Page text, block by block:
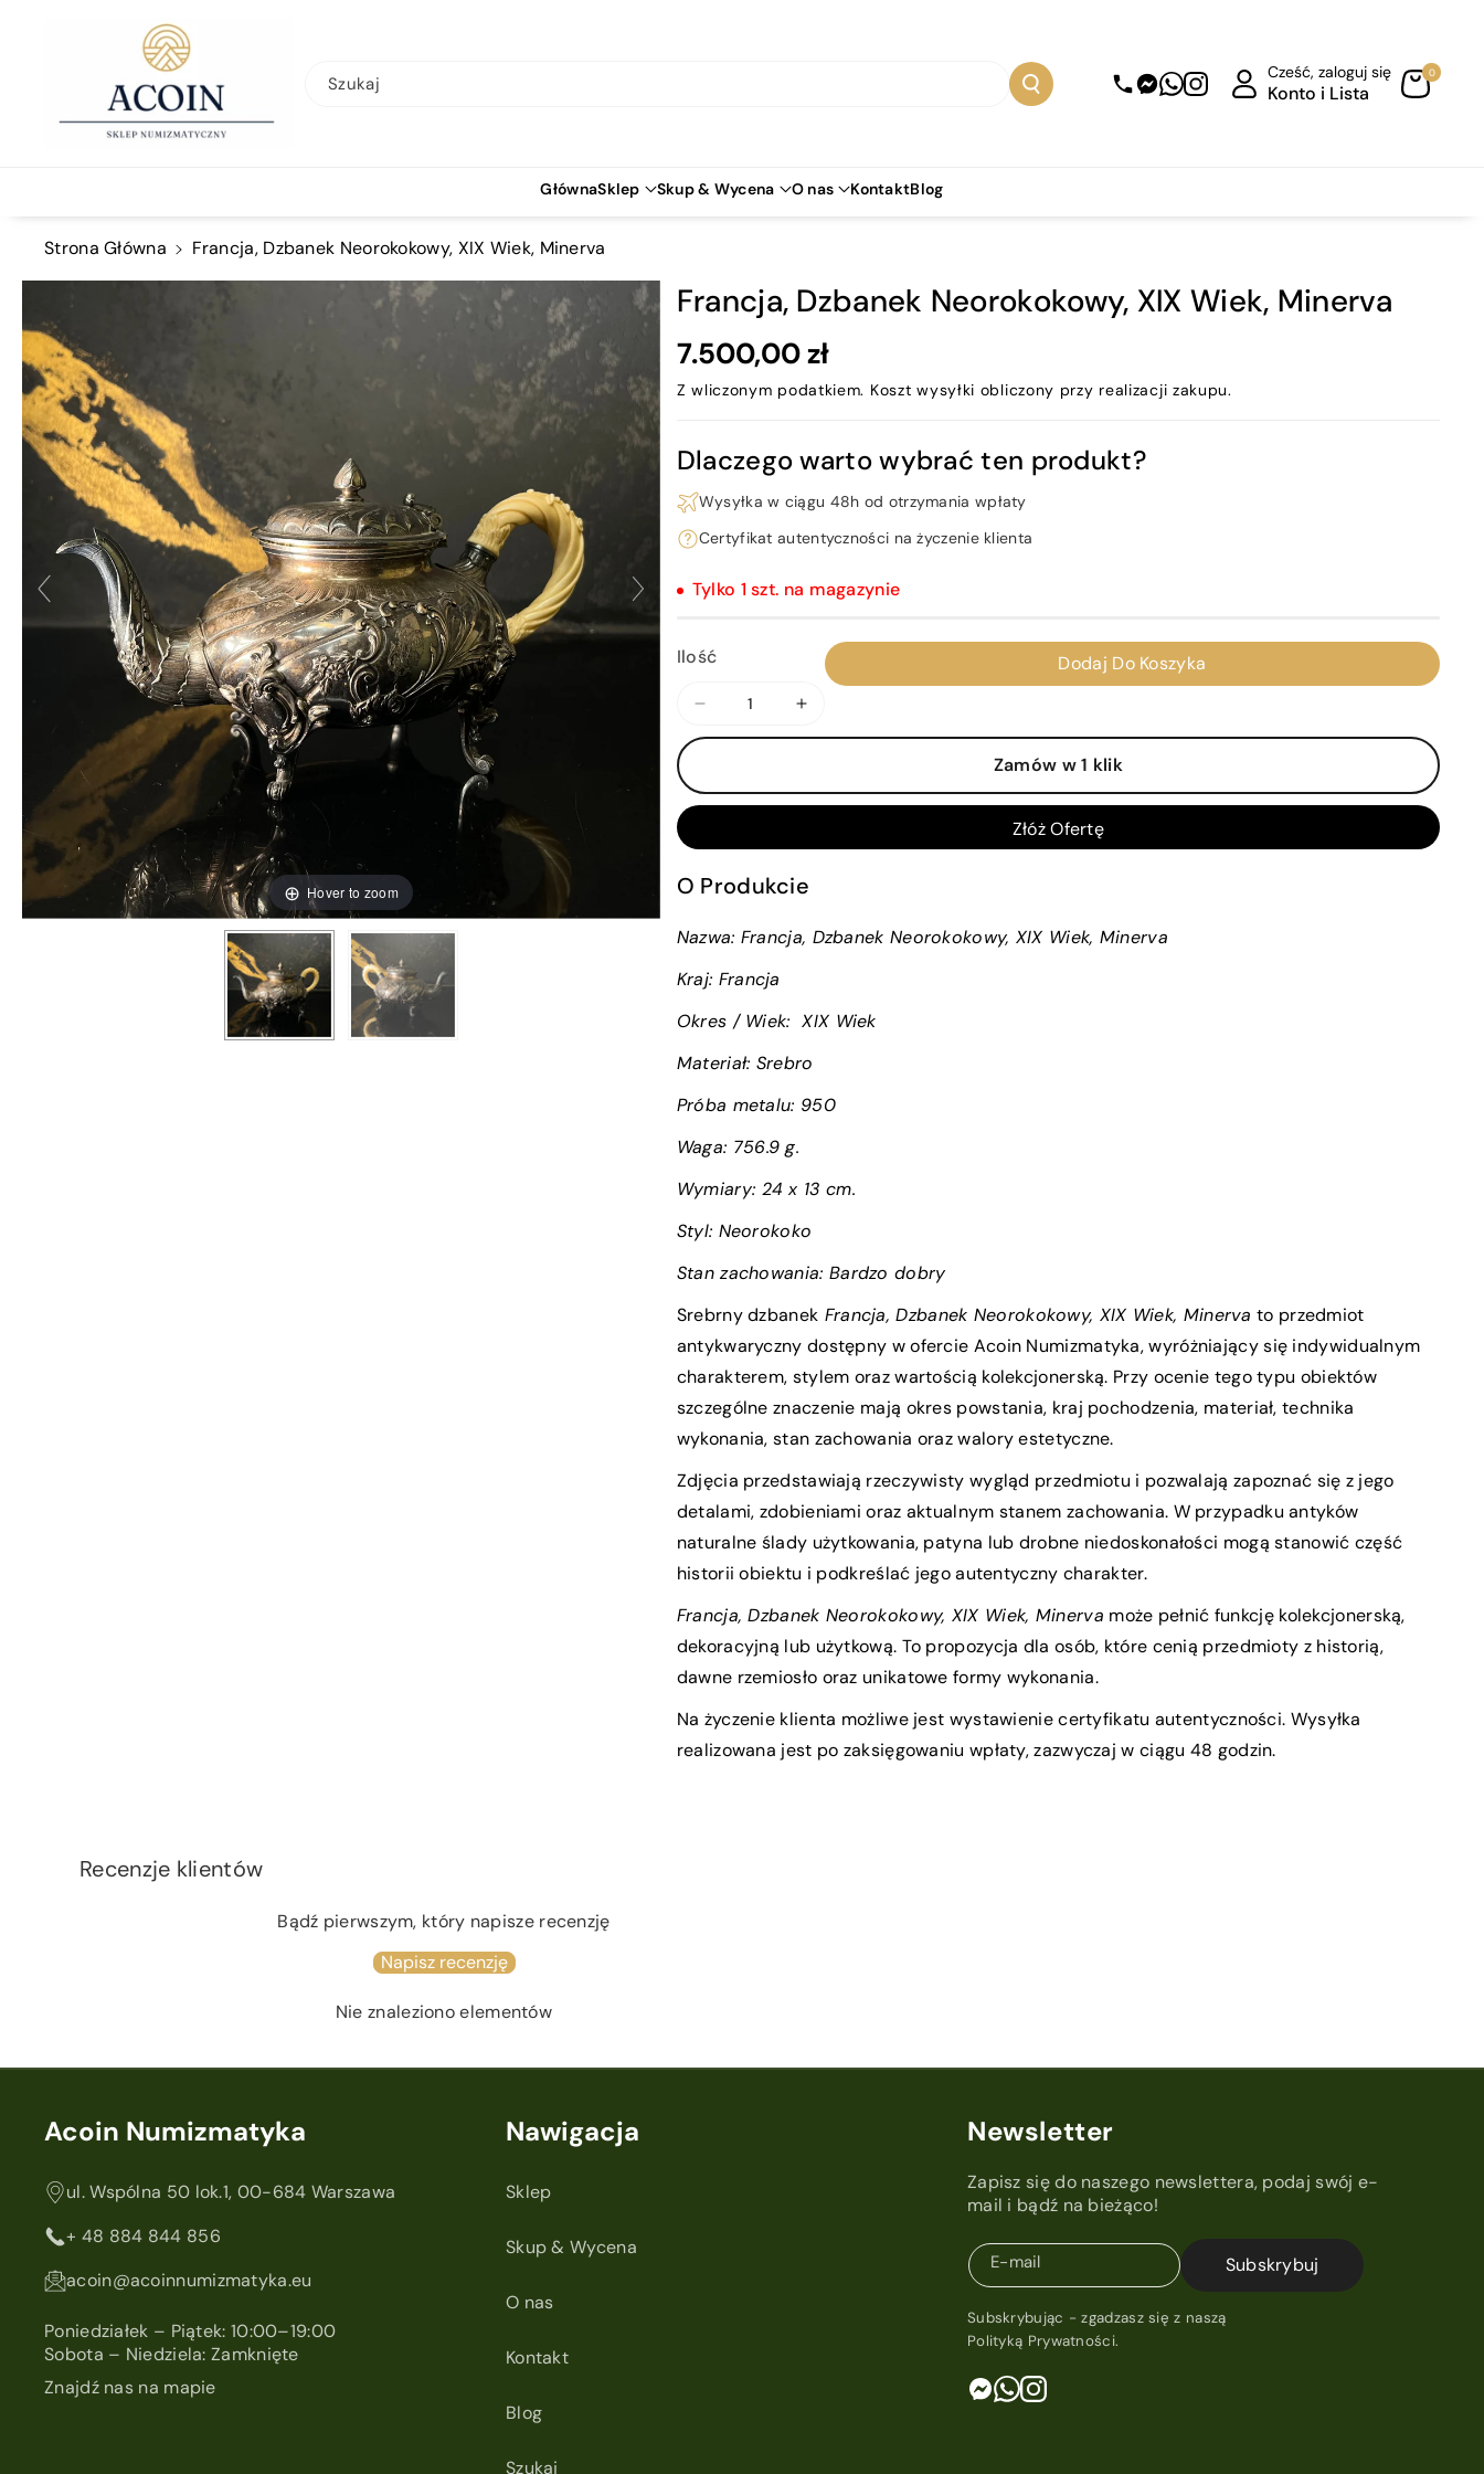
Szukaj
Cześć, zaloguj się
Konto i Lista
0
GłównaSklep Skup & Wycena O nas KontaktBlog
Strona Główna Francja, Dzbanek Neorokokowy, XIX Wiek, Minerva
Hover to zoom
Francja, Dzbanek Neorokokowy, XIX Wiek, Minerva
7.500,00 zł
Z wliczonym podatkiem. Koszt wysyłki obliczony przy realizacji zakupu.
Dlaczego warto wybrać ten produkt?
Wysyłka w ciągu 48h od otrzymania wpłaty
Certyfikat autentyczności na życzenie klienta
Tylko 1 szt. na magazynie
Ilość
Zmniejsz
ilość
Francja,
Neorokokowy,
XIX
Wiek,
Minerva
Zwiększ
ilość
Francja,
Neorokokowy,
Wiek,
Minerva
Dodaj Do Koszyka
Zamów w 1 klik
Złóż Ofertę
O Produkcie
Nazwa: Francja, Dzbanek Neorokokowy, XIX Wiek, Minerva
Kraj: Francja
Okres / Wiek: XIX Wiek
Materiał: Srebro
Próba metalu: 950
Waga: 756.9 g.
Wymiary: 24 x 13 cm.
Styl: Neorokoko
Stan zachowania: Bardzo dobry
Srebrny dzbanek Francja, Dzbanek Neorokokowy, XIX Wiek, Minerva to przedmiot
antykwaryczny dostępny w ofercie Acoin Numizmatyka, wyróżniający się indywidualnym
charakterem, stylem oraz wartością kolekcjonerską. Przy ocenie tego typu obiektów
szczególne znaczenie mają okres powstania, kraj pochodzenia, materiał, technika
wykonania, stan zachowania oraz walory estetyczne.
Zdjęcia przedstawiają rzeczywisty wygląd przedmiotu i pozwalają zapoznać się z jego
detalami, zdobieniami oraz aktualnym stanem zachowania. W przypadku antyków
naturalne ślady użytkowania, patyna lub drobne niedoskonałości mogą stanowić część
historii obiektu i podkreślać jego autentyczny charakter.
Francja, Dzbanek Neorokokowy, XIX Wiek, Minerva może pełnić funkcję kolekcjonerską,
dekoracyjną lub użytkową. To propozycja dla osób, które cenią przedmioty z historią,
dawne rzemiosło oraz unikatowe formy wykonania.
Na życzenie klienta możliwe jest wystawienie certyfikatu autentyczności. Wysyłka
realizowana jest po zaksięgowaniu wpłaty, zazwyczaj w ciągu 48 godzin.
Recenzje klientów
Bądź pierwszym, który napisze recenzję
Napisz recenzję
Nie znaleziono elementów
Acoin Numizmatyka
ul. Wspólna 50 lok.1, 00-684 Warszawa
+ 48 884 844 856
acoin@acoinnumizmatyka.eu
Poniedziałek – Piątek: 10:00–19:00
Sobota – Niedziela: Zamknięte
Znajdź nas na mapie
Nawigacja
Sklep
Skup & Wycena
O nas
Kontakt
Blog
Szukaj
Newsletter
Zapisz się do naszego newslettera, podaj swój e-
mail i bądź na bieżąco!
E-mail Subskrybuj
Subskrybując - zgadzasz się z naszą
Polityką Prywatności.